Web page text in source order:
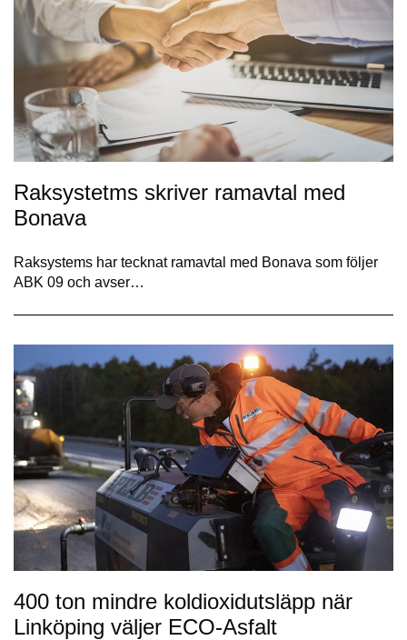
Raksystetms skriver ramavtal med
Bonava
Raksystems har tecknat ramavtal med Bonava som följer
ABK 09 och avser…
400 ton mindre koldioxidutsläpp när
Linköping väljer ECO-Asfalt